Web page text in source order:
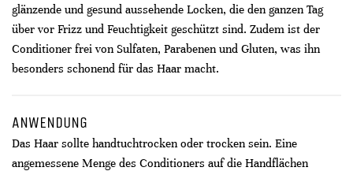
glänzende und gesund aussehende Locken, die den ganzen Tag
über vor Frizz und Feuchtigkeit geschützt sind. Zudem ist der
Conditioner frei von Sulfaten, Parabenen und Gluten, was ihn
besonders schonend für das Haar macht.
ANWENDUNG
Das Haar sollte handtuchtrocken oder trocken sein. Eine
angemessene Menge des Conditioners auf die Handflächen